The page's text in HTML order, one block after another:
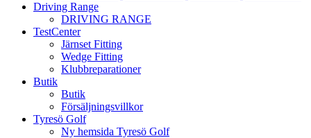
Driving Range
DRIVING RANGE
TestCenter
Järnset Fitting
Wedge Fitting
Klubbreparationer
Butik
Butik
Försäljningsvillkor
Tyresö Golf
Ny hemsida Tyresö Golf